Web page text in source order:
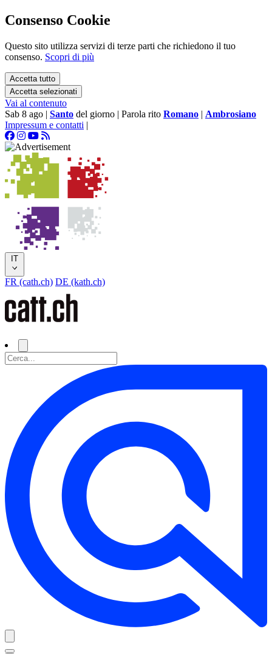
Consenso Cookie
Questo sito utilizza servizi di terze parti che richiedono il tuo
consenso. Scopri di più
Accetta tutto
Accetta selezionati
Vai al contenuto
Sab 8 ago | Santo del giorno | Parola rito Romano | Ambrosiano
Impressum e contatti |
IT
FR (cath.ch) DE (kath.ch)